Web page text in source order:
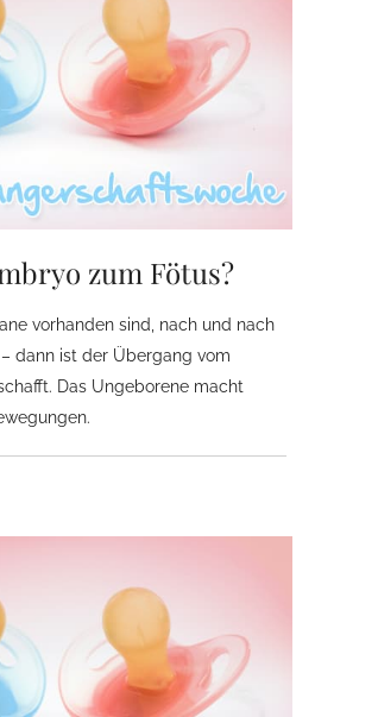
zum Fötus?
vorhanden sind, nach und nach
dann ist der Übergang vom
Das Ungeborene macht